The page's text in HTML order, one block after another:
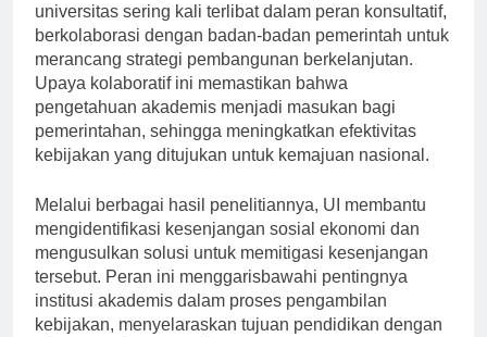
universitas sering kali terlibat dalam peran konsultatif,
berkolaborasi dengan badan-badan pemerintah untuk
merancang strategi pembangunan berkelanjutan.
Upaya kolaboratif ini memastikan bahwa
pengetahuan akademis menjadi masukan bagi
pemerintahan, sehingga meningkatkan efektivitas
kebijakan yang ditujukan untuk kemajuan nasional.
Melalui berbagai hasil penelitiannya, UI membantu
mengidentifikasi kesenjangan sosial ekonomi dan
mengusulkan solusi untuk memitigasi kesenjangan
tersebut. Peran ini menggarisbawahi pentingnya
institusi akademis dalam proses pengambilan
kebijakan, menyelaraskan tujuan pendidikan dengan